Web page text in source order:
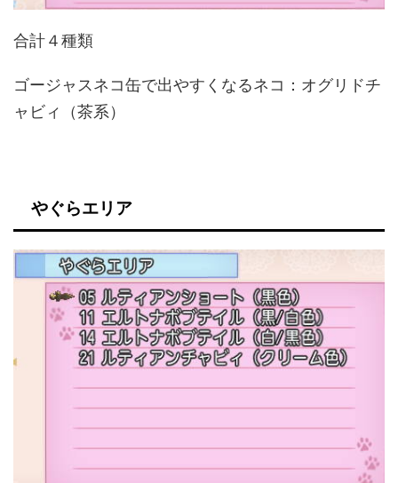
合計４種類
ゴージャスネコ缶で出やすくなるネコ：オグリドチ
ャビィ（茶系）
やぐらエリア